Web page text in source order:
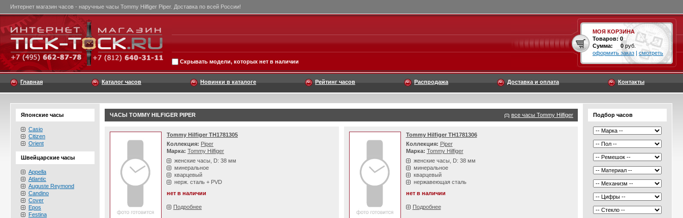
Интернет магазин часов - наручные часы Tommy Hilfiger Piper. Доставка по всей России!
Скрывать модели, которых нет в наличии
МОЯ КОРЗИНА
Товаров: 0
Сумма:
0 руб.
оформить заказ | смотреть
Главная Каталог часов Новинки в каталоге Рейтинг часов Распродажа Доставка и оплата Контакты
Японские часы
Casio
Citizen
Orient
Швейцарские часы
Appella
Atlantic
Auguste Reymond
Candino
Cover
Epos
Festina
все часы Tommy Hilfiger
ЧАСЫ TOMMY HILFIGER PIPER
Tommy Hilfiger TH1781305
Коллекция: Piper
Марка: Tommy Hilfiger
женские часы, D: 38 мм
минеральное
кварцевый
нерж. сталь + PVD
нет в наличии
Подробнее
Tommy Hilfiger TH1781306
Коллекция: Piper
Марка: Tommy Hilfiger
женские часы, D: 38 мм
минеральное
кварцевый
нержавеющая сталь
нет в наличии
Подробнее
Подбор часов